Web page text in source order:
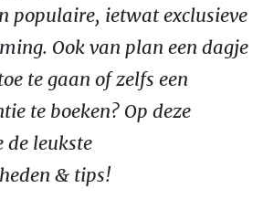
populaire, ietwat exclusieve
Ook van plan een dagje
te gaan of zelfs een
te boeken? Op deze
de leukste
& tips!